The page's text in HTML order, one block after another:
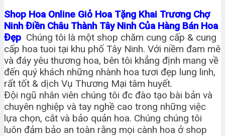
Shop Hoa Online Giỏ Hoa Tặng Khai Trương Chợ
Ninh Điền Châu Thành Tây Ninh Của Hàng Bán Hoa
Đẹp Chúng tôi là một shop chăm cung cấp & cung
cấp hoa tuoi tại khu phố Tây Ninh. Với niềm đam mê
và đáy yêu thương hoa, bên tôi khẳng định mang về
đến quý khách những nhành hoa tươi đẹp lung linh,
rất tốt & dịch Vụ Thương Mại tâm huyết.
Đội ngũ nhân viên chúng tôi đc đào tạo bài bản và
chuyên nghiệp và tay nghề cao trong những việc
lựa chọn, cắt và bảo quản hoa. Chúng chúng tôi
luôn đảm bảo an toàn rằng mọi cành hoa ở shop